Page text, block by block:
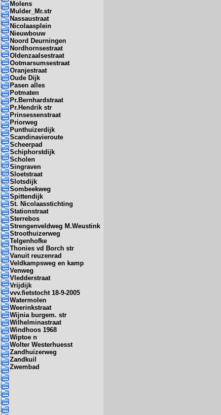
Molens
Mulder_Mr.str
Nassaustraat
Nicolaasplein
Nieuwbouw
Noord Deurningen
Nordhornsestraat
Oldenzaalsestraat
Ootmarsumsestraat
Oranjestraat
Oude Dijk
Pasen alles
Potmaten
Pr.Bernhardstraat
Pr.Hendrik str
Prinsessenstraat
Priorweg
Punthuizerdijk
Scandinavieroute
Scheerpad
Schiphorstdijk
Scholen
Singraven
Sloetstraat
Slotsdijk
Sombeekweg
Spittendijk
St. Nicolaasstichting
Stationstraat
Sterrebos
Strengenveldweg M.Weustink
Stroothuizerweg
Telgenhofke
Thonies vd Borch str
Vanuit reuzenrad
Veldkampsweg en kamp
Venweg
Vledderstraat
Vrijdijk
vvv.fietstocht 18-9-2005
Watermolen
Weerinkstraat
Wijnia burgem. str
Wilhelminastraat
Windhoos 1968
Wiptoe n
Wolter Westerhuesst
Zandhuizerweg
Zandkuil
Zwembad